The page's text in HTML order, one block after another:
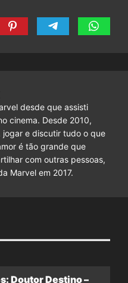
desde que assisti
cinema. Desde 2010,
jogar e discutir tudo o que
é tão grande que
com outras pessoas,
Marvel em 2017.
Doutor Destino –